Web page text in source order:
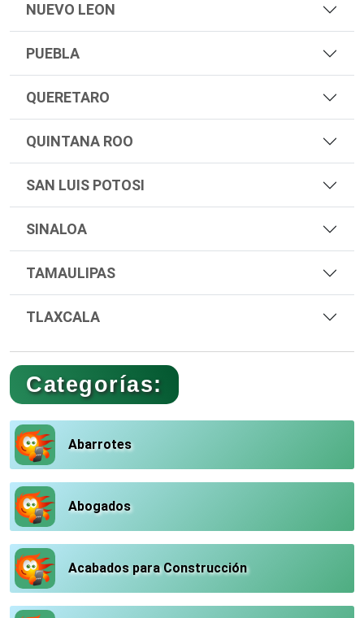
NUEVO LEON
PUEBLA
QUERETARO
QUINTANA ROO
SAN LUIS POTOSI
SINALOA
TAMAULIPAS
TLAXCALA
Categorías:
Abarrotes
Abogados
Acabados para Construcción